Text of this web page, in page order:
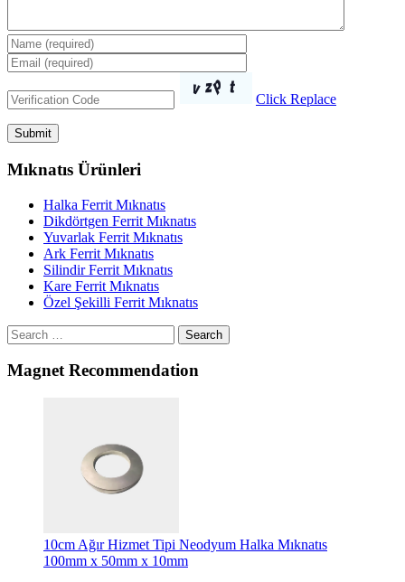
Click Replace
Mıknatıs Ürünleri
Halka Ferrit Mıknatıs
Dikdörtgen Ferrit Mıknatıs
Yuvarlak Ferrit Mıknatıs
Ark Ferrit Mıknatıs
Silindir Ferrit Mıknatıs
Kare Ferrit Mıknatıs
Özel Şekilli Ferrit Mıknatıs
Search
Magnet Recommendation
10cm Ağır Hizmet Tipi Neodyum Halka Mıknatıs
100mm x 50mm x 10mm